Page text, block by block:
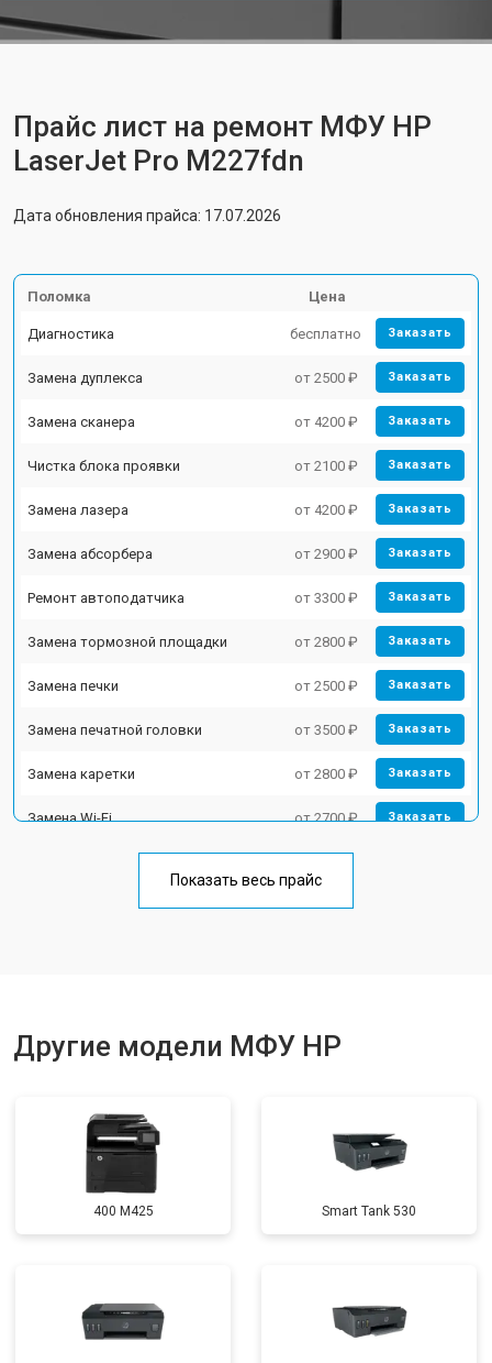
Прайс лист на ремонт МФУ HP
LaserJet Pro M227fdn
Дата обновления прайса: 17.07.2026
Поломка Цена
Диагностика бесплатно Заказать
Замена дуплекса от 2500 ₽ Заказать
Замена сканера от 4200 ₽ Заказать
Чистка блока проявки от 2100 ₽ Заказать
Замена лазера от 4200 ₽ Заказать
Замена абсорбера от 2900 ₽ Заказать
Ремонт автоподатчика от 3300 ₽ Заказать
Замена тормозной площадки от 2800 ₽ Заказать
Замена печки от 2500 ₽ Заказать
Замена печатной головки от 3500 ₽ Заказать
Замена каретки от 2800 ₽ Заказать
Замена Wi-Fi от 2700 ₽ Заказать
от 3500 ₽
Показать весь прайс
Другие модели МФУ HP
400 M425 Smart Tank 530